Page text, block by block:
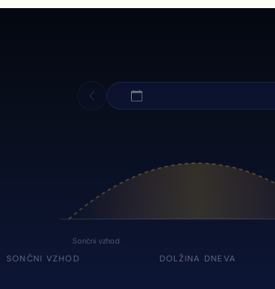
Sončni vzhod
SONČNI VZHOD DOLŽINA DNEVA